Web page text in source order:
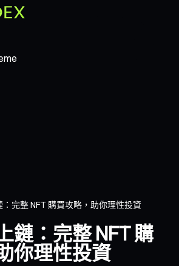
完整 NFT 購買攻略，助你理性投資
鏈：完整 NFT 購
你理性投資